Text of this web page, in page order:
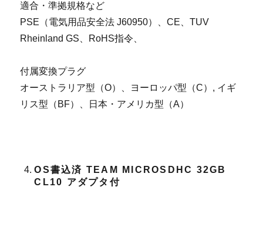
適合・準拠規格など
PSE（電気用品安全法 J60950）、CE、TUV
Rheinland GS、RoHS指令、
付属変換プラグ
オーストラリア型（O）、ヨーロッパ型（C）, イギ
リス型（BF）、日本・アメリカ型（A）
OS書込済 TEAM MICROSDHC 32GB
CL10 アダプタ付